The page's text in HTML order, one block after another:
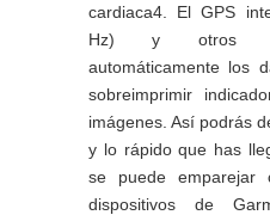
cardiaca4. El GPS
Hz) y otros
automáticamente los
sobreimprimir
imágenes. Así podrás
y lo rápido que has
se puede emparejar
dispositivos de